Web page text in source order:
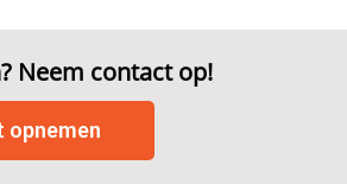
Neem contact op!